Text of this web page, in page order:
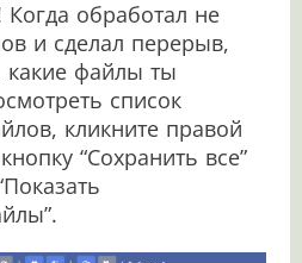
обработал не
и сделал перерыв,
какие файлы ты
список
кликните правой
“Сохранить все”